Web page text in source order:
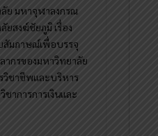
ย มหาจุฬาลงกรณ
ยสงฆ์ชัยภูมิ เรื่อง
มภาษณ์เพื่อบรรจุ
ากรของมหาวิทยาลัย
วิชาชีพและบริหาร
าการการเงินและ